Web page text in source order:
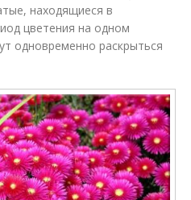
находящиеся в
цветения на одном
одновременно раскрыться